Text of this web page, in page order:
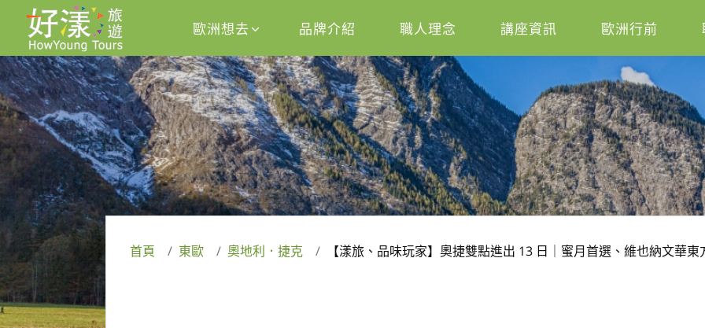
歐洲想去 品牌介紹 職人理念 講座資訊 歐洲行前
首頁 東歐 奧地利．捷克 【漾旅、品味玩家】奧捷雙點進出 13 日｜蜜月首選、維也納文華